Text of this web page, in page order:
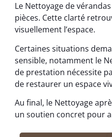
Le Nettoyage de
pièces. Cette clarté
visuellement l’espace.
Certaines situations
sensible, notamment le
de prestation nécessite
de restaurer un espace
Au final, le Nettoyage
un soutien concret pour